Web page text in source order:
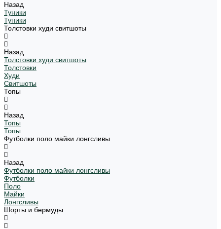
Назад
Туники
Туники
Толстовки худи свитшоты
Назад
Толстовки худи свитшоты
Толстовки
Худи
Свитшоты
Топы
Назад
Топы
Топы
Футболки поло майки лонгсливы
Назад
Футболки поло майки лонгсливы
Футболки
Поло
Майки
Лонгсливы
Шорты и бермуды